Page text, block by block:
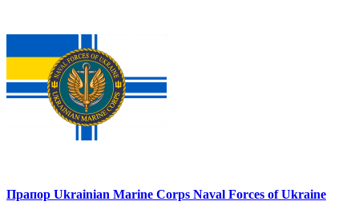
Прапор Ukrainian Marine Corps Naval Forces of Ukraine